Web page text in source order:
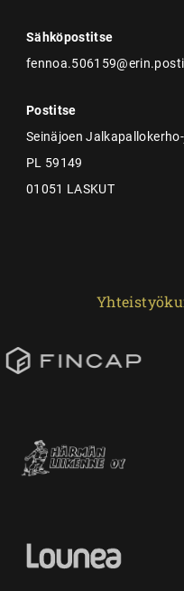
Sähköpostitse
Postitse
Seinäjoen
PL 59149
01051 LASKUT